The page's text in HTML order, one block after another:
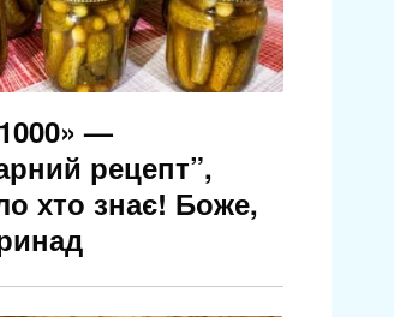
—
рецепт”,
хто знає! Боже,